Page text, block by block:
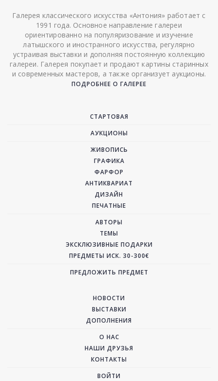
Галерея классического искусства «Антония» работает с
1991 года. Основное направление галереи
ориентированно на популяризование и изучение
латышского и иностранного искусства, регулярно
устраивая выставки и дополняя постоянную коллекцию
галереи. Галерея покупает и продают картины старинных
и современных мастеров, а также организует аукционы.
ПОДРОБНЕЕ О ГАЛЕРЕЕ
СТАРТОВАЯ
АУКЦИОНЫ
ЖИВОПИСЬ
ГРАФИКА
ФАРФОР
АНТИКВАРИАТ
ДИЗАЙН
ПЕЧАТНЫЕ
АВТОРЫ
ТЕМЫ
ЭКСКЛЮЗИВНЫЕ ПОДАРКИ
ПРЕДМЕТЫ ИСК. 30-300€
ПРЕДЛОЖИТЬ ПРЕДМЕТ
НОВОСТИ
ВЫСТАВКИ
ДОПОЛНЕНИЯ
О НАС
НАШИ ДРУЗЬЯ
КОНТАКТЫ
ВОЙТИ